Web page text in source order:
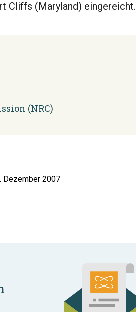
Cliffs (Maryland) eingereicht.
(NRC)
Dezember 2007